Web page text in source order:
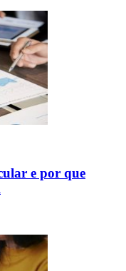
e por que